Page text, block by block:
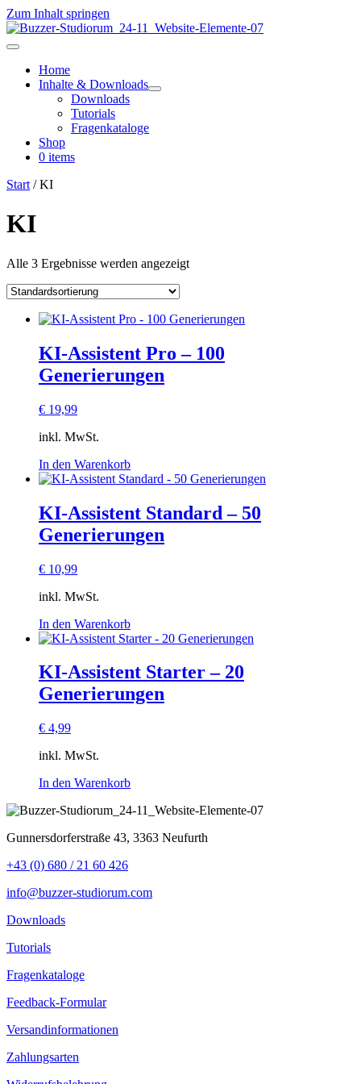
Zum Inhalt springen
Home
Inhalte & Downloads
Downloads
Tutorials
Fragenkataloge
Shop
0 items
Start / KI
KI
Alle 3 Ergebnisse werden angezeigt
KI-Assistent Pro – 100
Generierungen
€ 19,99
inkl. MwSt.
In den Warenkorb
KI-Assistent Standard – 50
Generierungen
€ 10,99
inkl. MwSt.
In den Warenkorb
KI-Assistent Starter – 20
Generierungen
€ 4,99
inkl. MwSt.
In den Warenkorb
Gunnersdorferstraße 43, 3363 Neufurth
+43 (0) 680 / 21 60 426
info@buzzer-studiorum.com
Downloads
Tutorials
Fragenkataloge
Feedback-Formular
Versandinformationen
Zahlungsarten